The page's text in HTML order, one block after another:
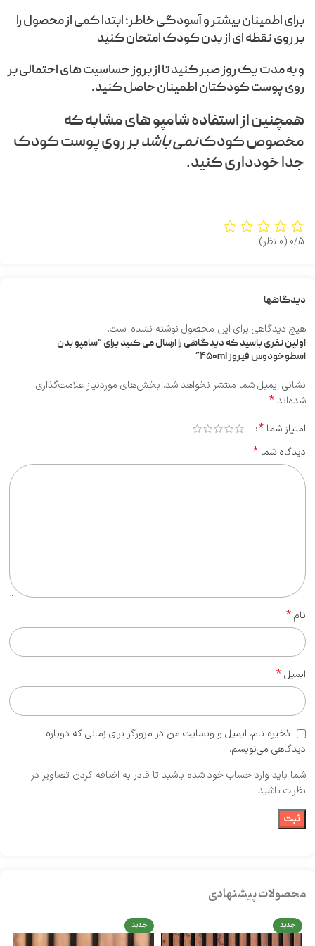
برای اطمینان بیشتر و آسودگی خاطر؛ ابتدا کمی از محصول را
بر روی نقطه ای از بدن کودک امتحان کنید
و به مدت یک روز صبر کنید تا از بروز حساسیت های احتمالی بر
روی پوست کودکتان اطمینان حاصل کنید.
همچنین از استفاده شامپو های مشابه که
مخصوص کودکنمی باشدبر روی پوست کودک
جدا خودداری کنید.
0/5 (0 نظر)
دیدگاهها
هیچ دیدگاهی برای این محصول نوشته نشده است.
اولین نفری باشید که دیدگاهی را ارسال می کنید برای “شامپو بدن
اسطوخودوس فیروز ۴۵۰ml”
نشانی ایمیل شما منتشر نخواهد شد. بخش‌های موردنیاز علامت‌گذاری
شده‌اند*
امتیاز شما *
دیدگاه شما *
نام*
ایمیل*
ذخیره نام، ایمیل و وبسایت من در مرورگر برای زمانی که دوباره
دیدگاهی می‌نویسم.
شما باید وارد حساب خود شده باشید تا قادر به اضافه کردن تصاویر در
نظرات باشید.
محصولات پیشنهادی
جدید جدید